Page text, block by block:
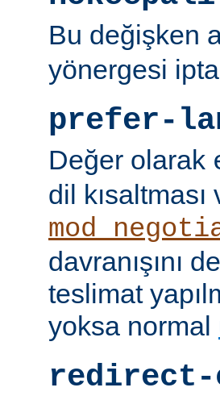
Bu değişken
yönergesi
prefer-
Değer olarak
dil
davranışını
teslimat
yoksa normal